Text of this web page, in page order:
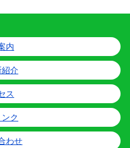
内
紹介
ス
ク
わせ